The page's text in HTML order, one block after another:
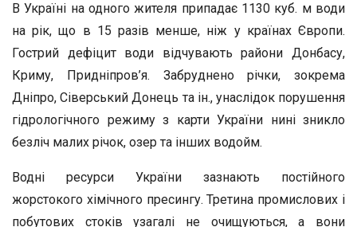
В Україні на одного жителя припадає 1130 куб. м води
на рік, що в 15 разів менше, ніж у країнах Європи.
Гострий дефіцит води відчувають райони Донбасу,
Криму, Придніпров’я. Забруднено річки, зокрема
Дніпро, Сіверський Донець та ін., унаслідок порушення
гідрологічного режиму з карти України нині зникло
безліч малих річок, озер та інших водойм.
Водні ресурси України зазнають постійного
жорстокого хімічного пресингу. Третина промислових і
побутових стоків узагалі не очищуються, а вони